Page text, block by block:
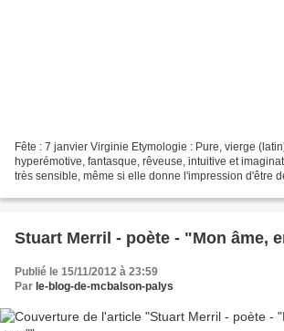
Fête : 7 janvier Virginie Etymologie : Pure, vierge
hyperémotive, fantasque, rêveuse, intuitive et
très sensible, même si elle donne l'impression d'être
Stuart Merril - poète - "Mon âme,
Publié le 15/11/2012 à 23:59
Par le-blog-de-mcbalson-palys